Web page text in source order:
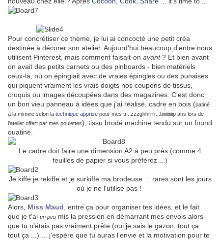
Pour concrétiser ce thème, je lui ai concocté une petit créa
destinée à décorer son atelier. Aujourd'hui beaucoup d'entre nous
utilisent Pinterest, mais comment faisait-on avant? Et bien avant
on avait des petits carnets ou des pinboards - bien matériels
ceux-là, où on épinglait avec de vraies épingles ou des punaises
qui piquent vraiment les vrais doigts nos coupons de tissus,
croquis ou images découpées dans des magazines. C'est donc
un bon vieu panneau à idées que j'ai réalisé, cadre en bois (patiné
à la mimine selon la technique apprise pour mes tr...zzzghhrrrr...biiiiiiiiiip ans lors de
l'atelier offert par mes poulettes), tissu brodé machine tendu sur un found
ouatiné.
Le cadre doit faire une dimension A2 à peu près (comme 4
feuilles de papier si vous préférez ...)
Je kiffe je rekiffe et je surkiffe ma brodeuse ... rares sont les jours
où je ne l'utilise pas !
Alors, Miss Maud , entre ça pour organiser tes idées, et le fait
que je t'ai un peu mis la pression en démarrant mes envois alors
que tu n'étais pas vraiment prête (oui je sais le gazon, tout ça
tout ça ...) ... j'espère que tu auras l'envie et la motivation pour te